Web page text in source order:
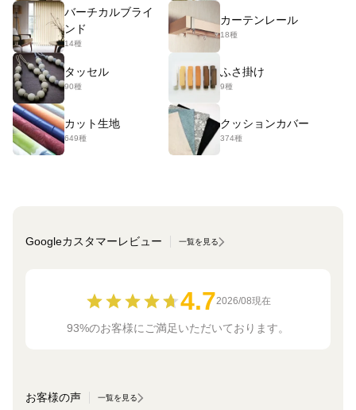
バーチカルブライ
ンド
14種
カーテンレール
18種
タッセル
90種
ふさ掛け
9種
カット生地
649種
クッションカバー
374種
Googleカスタマーレビュー 一覧を見る
4.72026/08現在
93%のお客様にご満足いただいております。
お客様の声 一覧を見る